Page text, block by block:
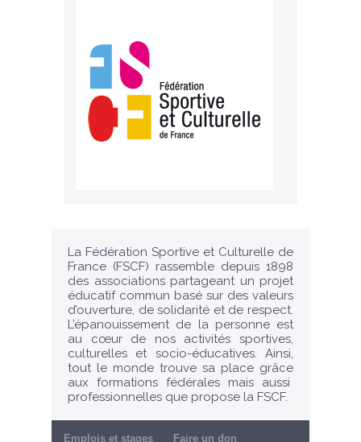
La Fédération Sportive et Culturelle de
France (FSCF) rassemble depuis 1898
des associations partageant un projet
éducatif commun basé sur des valeurs
d’ouverture, de solidarité et de respect.
L’épanouissement de la personne est
au cœur de nos activités sportives,
culturelles et socio-éducatives. Ainsi,
tout le monde trouve sa place grâce
aux formations fédérales mais aussi
professionnelles que propose la FSCF.
Emplois et stages Faire un don